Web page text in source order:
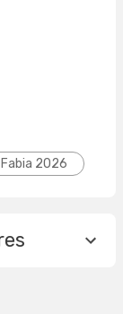
2026